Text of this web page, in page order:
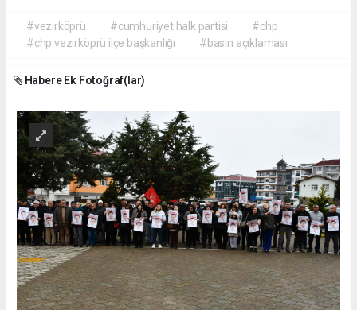
#vezirköprü #cumhuriyet halk partisi
#chp
#chp vezirköprü ilçe başkanlığı
#basın açıklaması
Habere Ek Fotoğraf(lar)